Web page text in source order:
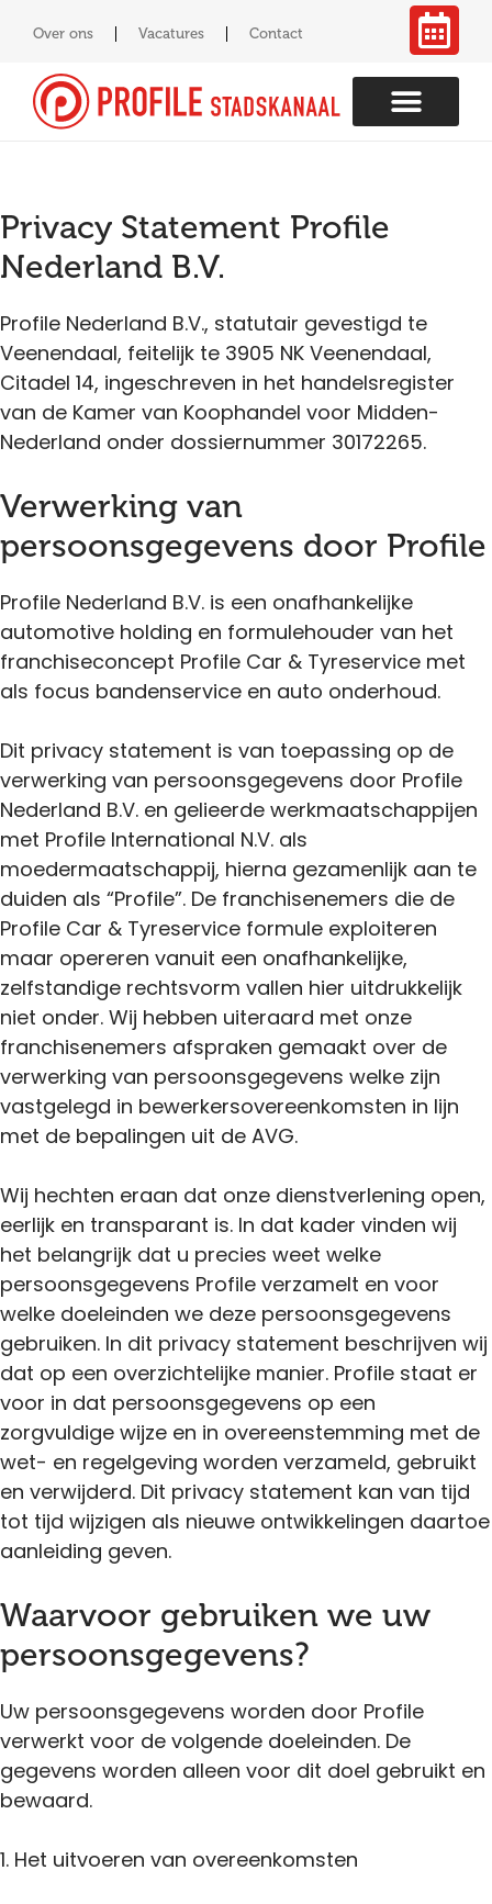
Over ons Vacatures Contact
Privacy Statement Profile
Nederland B.V.
Profile Nederland B.V., statutair gevestigd te
Veenendaal, feitelijk te 3905 NK Veenendaal,
Citadel 14, ingeschreven in het handelsregister
van de Kamer van Koophandel voor Midden-
Nederland onder dossiernummer 30172265.
Verwerking van
persoonsgegevens door Profile
Profile Nederland B.V. is een onafhankelijke
automotive holding en formulehouder van het
franchiseconcept Profile Car & Tyreservice met
als focus bandenservice en auto onderhoud.
Dit privacy statement is van toepassing op de
verwerking van persoonsgegevens door Profile
Nederland B.V. en gelieerde werkmaatschappijen
met Profile International N.V. als
moedermaatschappij, hierna gezamenlijk aan te
duiden als “Profile”. De franchisenemers die de
Profile Car & Tyreservice formule exploiteren
maar opereren vanuit een onafhankelijke,
zelfstandige rechtsvorm vallen hier uitdrukkelijk
niet onder. Wij hebben uiteraard met onze
franchisenemers afspraken gemaakt over de
verwerking van persoonsgegevens welke zijn
vastgelegd in bewerkersovereenkomsten in lijn
met de bepalingen uit de AVG.
Wij hechten eraan dat onze dienstverlening open,
eerlijk en transparant is. In dat kader vinden wij
het belangrijk dat u precies weet welke
persoonsgegevens Profile verzamelt en voor
welke doeleinden we deze persoonsgegevens
gebruiken. In dit privacy statement beschrijven wij
dat op een overzichtelijke manier. Profile staat er
voor in dat persoonsgegevens op een
zorgvuldige wijze en in overeenstemming met de
wet- en regelgeving worden verzameld, gebruikt
en verwijderd. Dit privacy statement kan van tijd
tot tijd wijzigen als nieuwe ontwikkelingen daartoe
aanleiding geven.
Waarvoor gebruiken we uw
persoonsgegevens?
Uw persoonsgegevens worden door Profile
verwerkt voor de volgende doeleinden. De
gegevens worden alleen voor dit doel gebruikt en
bewaard.
1. Het uitvoeren van overeenkomsten